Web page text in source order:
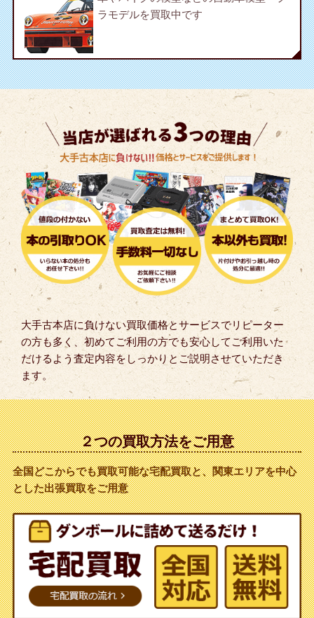
ラモデルを買取中です
大手古本店に負けない買取価格とサービスでリピーター
の方も多く、初めてご利用の方でも安心してご利用いた
だけるよう査定内容をしっかりとご説明させていただき
ます。
２つの買取方法をご用意
全国どこからでも買取可能な宅配買取と、関東エリアを中心
とした出張買取をご用意